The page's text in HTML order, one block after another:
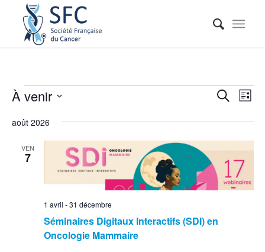
vues
Recherche
de
Liste
À venir
une
août 2026
VEN
7
Séminaires Digitaux Interactifs (SDI) en
Oncologie Mammaire
1 avril -31 décembre